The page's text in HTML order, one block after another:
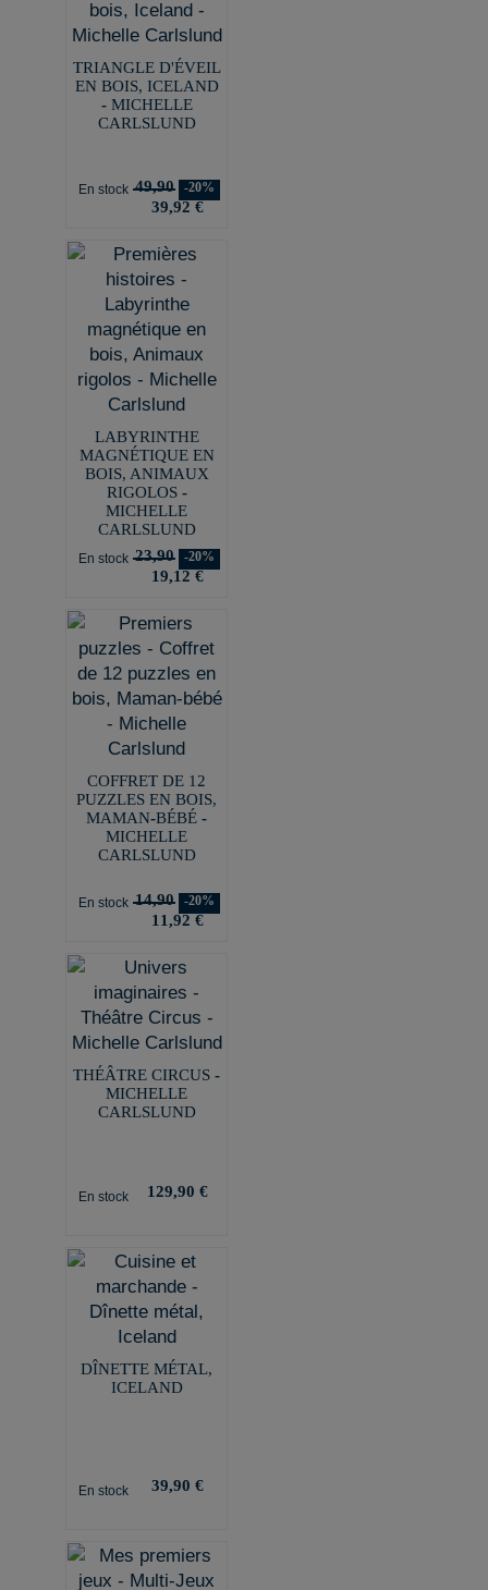
TRIANGLE D'ÉVEIL
EN BOIS, ICELAND
- MICHELLE
CARLSLUND
En stock 49,90 -20%
39,92 €
LABYRINTHE
MAGNÉTIQUE EN
BOIS, ANIMAUX
RIGOLOS -
MICHELLE
CARLSLUND
En stock 23,90 -20%
19,12 €
COFFRET DE 12
PUZZLES EN BOIS,
MAMAN-BÉBÉ -
MICHELLE
CARLSLUND
En stock 14,90 -20%
11,92 €
THÉÂTRE CIRCUS -
MICHELLE
CARLSLUND
En stock 129,90 €
DÎNETTE MÉTAL,
ICELAND
En stock 39,90 €